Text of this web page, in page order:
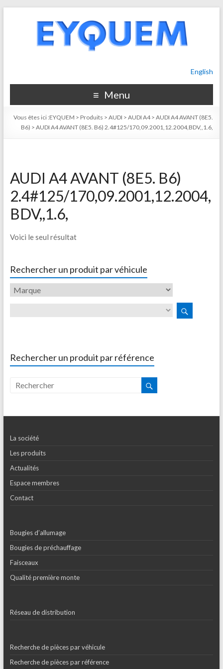
English
Menu
Vous êtes ici :EYQUEM > Produits >AUDI >AUDI A4>AUDI A4 AVANT (8E5.
B6) >AUDI A4 AVANT (8E5. B6) 2.4#125/170,09.2001,12.2004,BDV,,1.6,
AUDI A4 AVANT (8E5. B6)
2.4#125/170,09.2001,12.2004,
BDV,,1.6,
Voici le seul résultat
Rechercher un produit par véhicule
Rechercher un produit par référence
La société
Les produits
Actualités
Espace membres
Contact
Bougies d’allumage
Bougies de préchauffage
Faisceaux
Qualité première monte
Réseau de distribution
Recherche de pièces par véhicule
Recherche de pièces par référence